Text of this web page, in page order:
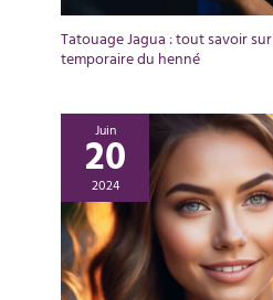
Tatouage Jagua : tout savoir
temporaire du henné
Juin
20
2024